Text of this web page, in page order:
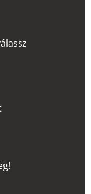
álassz
g!